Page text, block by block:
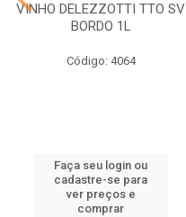
VINHO DELEZZOTTI TTO SV
BORDO 1L
Código: 4064
Faça seu login ou
cadastre-se para
ver preços e
comprar